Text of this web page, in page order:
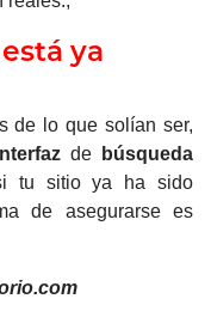
ya
de lo que solían ser,
de
búsqueda
tu sitio ya ha sido
de asegurarse es